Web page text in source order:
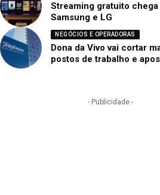
Streaming gratuito chega
Samsung e LG
NEGÓCIOS E OPERADORAS
Dona da Vivo vai cortar
postos de trabalho e
- Publicidade -